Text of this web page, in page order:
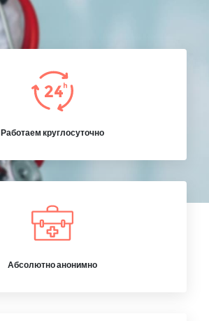
Работаем круглосуточно
Абсолютно анонимно